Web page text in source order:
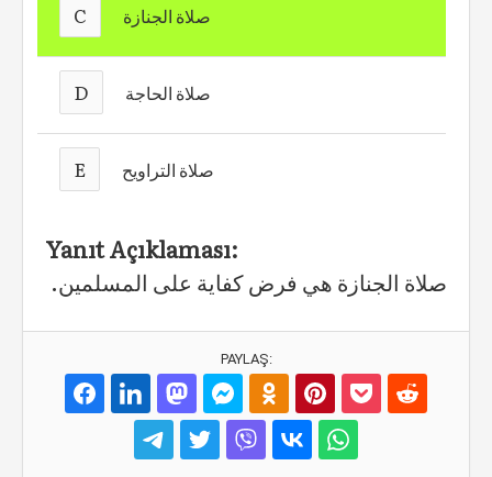
C صلاة الجنازة
D صلاة الحاجة
E صلاة التراويح
Yanıt Açıklaması:
.صلاة الجنازة هي فرض كفاية على المسلمين
PAYLAŞ: